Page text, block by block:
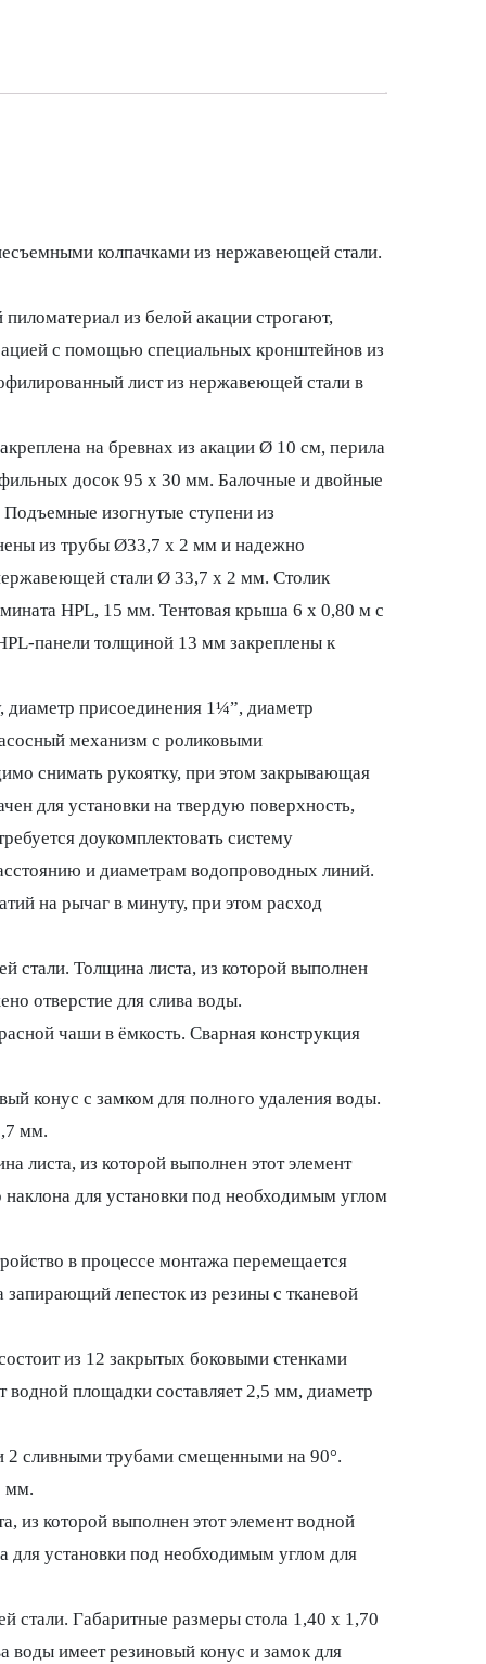
колпачками из нержавеющей стали.
из белой акации строгают,
с помощью специальных кронштейнов из
лист из нержавеющей стали в
на бревнах из акации Ø 10 см, перила
досок 95 х 30 мм. Балочные и двойные
изогнутые ступени из
из трубы Ø33,7 x 2 мм и надежно
стали Ø 33,7 х 2 мм. Столик
HPL, 15 мм. Тентовая крыша 6 x 0,80 м с
панели толщиной 13 мм закреплены к
присоединения 1¼”, диаметр
механизм с роликовыми
снимать рукоятку, при этом закрывающая
для установки на твердую поверхность,
доукомплектовать систему
и диаметрам водопроводных линий.
на рычаг в минуту, при этом расход
стали. Толщина листа, из которой выполнен
отверстие для слива воды.
чаши в ёмкость. Сварная конструкция
конус с замком для полного удаления воды.
мм.
листа, из которой выполнен этот элемент
для установки под необходимым углом
в процессе монтажа перемещается
лепесток из резины с тканевой
из 12 закрытых боковыми стенками
площадки составляет 2,5 мм, диаметр
2 сливными трубами смещенными на 90°.
мм.
из которой выполнен этот элемент водной
для установки под необходимым углом для
стали. Габаритные размеры стола 1,40 х 1,70
воды имеет резиновый конус и замок для